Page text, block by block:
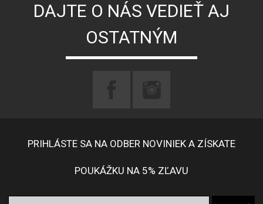
DAJTE O NÁS VEDIEŤ AJ
OSTATNÝM
PRIHLÁSTE SA NA ODBER NOVINIEK A ZÍSKATE
POUKÁŽKU NA 5% ZĽAVU